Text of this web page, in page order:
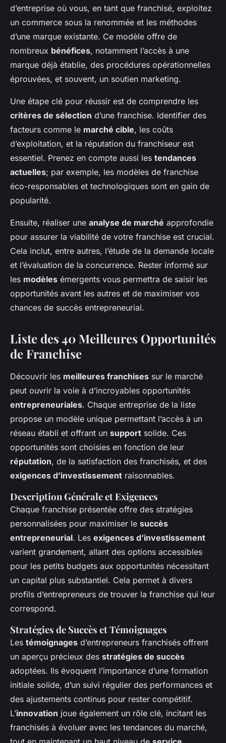
d’entreprise où vous, en tant que franchisé, exploitez
un commerce sous la renommée et les méthodes
d’une marque existante. Ce modèle offre de
nombreux bénéfices, notamment l’accès à une
marque déjà établie, des procédures opérationnelles
éprouvées, et souvent, un soutien marketing.
Une étape clé pour réussir est de comprendre les
critères de sélection d’une franchise. Identifier des
facteurs comme le marché cible, les coûts
d’exploitation, et la réputation du franchiseur est
essentiel. Prenez en compte aussi les tendances
actuelles; par exemple, les modèles de franchise
éco-responsables et technologiques sont en gain de
popularité.
Ensuite, réaliser une analyse de marché approfondie
pour assurer la viabilité de votre franchise est crucial.
Cela inclut, entre autres, l’étude de la demande locale
et l’évaluation de la concurrence. Rester informé sur
les modèles émergents vous permettra de saisir les
opportunités avant les autres et de maximiser vos
chances de succès entrepreneurial.
Liste des 40 Meilleures Opportunités
de Franchise
Découvrir les meilleures franchises sur le marché
peut ouvrir la voie à d’incroyables opportunités
entrepreneuriales. Chaque entreprise de la liste
propose un modèle unique permettant l’accès à un
réseau établi et offrant un support solide. Ces
opportunités sont choisies en fonction de leur
réputation, de la satisfaction des franchisés, et des
exigences d’investissement raisonnables.
Description Générale et Exigences
Chaque franchise présentée offre des stratégies
personnalisées pour maximiser le succès
entrepreneurial. Les exigences d’investissement
varient grandement, allant des options accessibles
pour les petits budgets aux opportunités nécessitant
un capital plus substantiel. Cela permet à divers
profils d’entrepreneurs de trouver la franchise qui leur
correspond.
Stratégies de Succès et Témoignages
Les témoignages d’entrepreneurs franchisés offrent
un aperçu précieux des stratégies de succès
adoptées. Ils évoquent l’importance d’une formation
initiale solide, d’un suivi régulier des performances et
des ajustements continus pour rester compétitif.
L’innovation joue également un rôle clé, incitant les
franchisés à évoluer avec les tendances du marché,